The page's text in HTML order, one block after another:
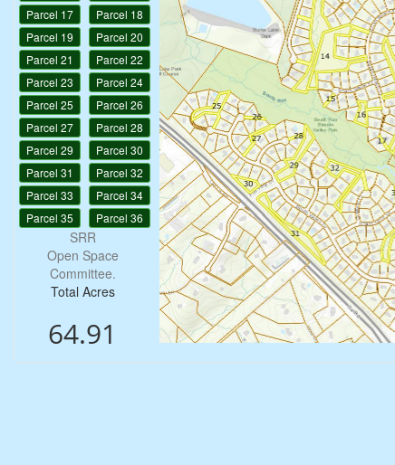
Parcel 17
Parcel 18
Parcel 19
Parcel 20
Parcel 21
Parcel 22
Parcel 23
Parcel 24
Parcel 25
Parcel 26
Parcel 27
Parcel 28
Parcel 29
Parcel 30
Parcel 31
Parcel 32
Parcel 33
Parcel 34
Parcel 35
Parcel 36
SRR
Open Space
Committee.
Total Acres
64.91